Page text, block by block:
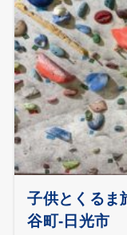
子供とくる
谷町-日光市